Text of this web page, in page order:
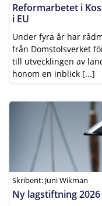
Reformarbetet i
i EU
Under fyra år har
från Domstolsverket
till utvecklingen av
honom en inblick [...]
Skribent: Juni Wikman
Ny lagstiftning 2026